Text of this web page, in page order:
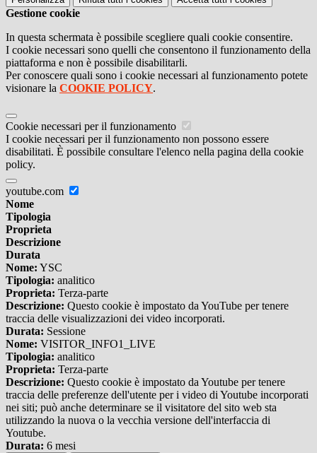
Gestione cookie
In questa schermata è possibile scegliere quali cookie consentire.
I cookie necessari sono quelli che consentono il funzionamento della
piattaforma e non è possibile disabilitarli.
Per conoscere quali sono i cookie necessari al funzionamento potete
visionare la COOKIE POLICY.
Cookie necessari per il funzionamento
I cookie necessari per il funzionamento non possono essere
disabilitati. È possibile consultare l'elenco nella pagina della cookie
policy.
youtube.com
Nome
Tipologia
Proprieta
Descrizione
Durata
Nome: YSC
Tipologia: analitico
Proprieta: Terza-parte
Descrizione: Questo cookie è impostato da YouTube per tenere
traccia delle visualizzazioni dei video incorporati.
Durata: Sessione
Nome: VISITOR_INFO1_LIVE
Tipologia: analitico
Proprieta: Terza-parte
Descrizione: Questo cookie è impostato da Youtube per tenere
traccia delle preferenze dell'utente per i video di Youtube incorporati
nei siti; può anche determinare se il visitatore del sito web sta
utilizzando la nuova o la vecchia versione dell'interfaccia di
Youtube.
Durata: 6 mesi